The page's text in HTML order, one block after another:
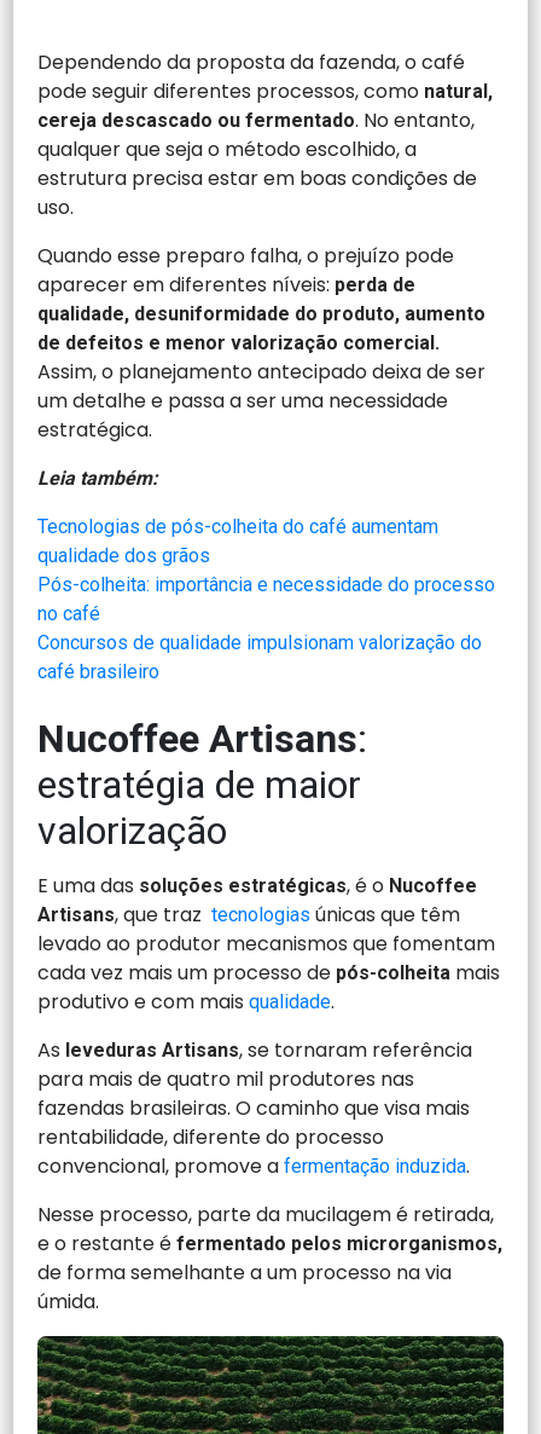
Dependendo da proposta da fazenda, o café
pode seguir diferentes processos, como natural,
cereja descascado ou fermentado. No entanto,
qualquer que seja o método escolhido, a
estrutura precisa estar em boas condições de
uso.
Quando esse preparo falha, o prejuízo pode
aparecer em diferentes níveis: perda de
qualidade, desuniformidade do produto, aumento
de defeitos e menor valorização comercial.
Assim, o planejamento antecipado deixa de ser
um detalhe e passa a ser uma necessidade
estratégica.
Leia também:
Tecnologias de pós-colheita do café aumentam
qualidade dos grãos
Pós-colheita: importância e necessidade do processo
no café
Concursos de qualidade impulsionam valorização do
café brasileiro
Nucoffee Artisans:
estratégia de maior
valorização
E uma das soluções estratégicas, é o Nucoffee
Artisans, que traz tecnologias únicas que têm
levado ao produtor mecanismos que fomentam
cada vez mais um processo de pós-colheita mais
produtivo e com maisqualidade.
As leveduras Artisans, se tornaram referência
para mais de quatro mil produtores nas
fazendas brasileiras. O caminho que visa mais
rentabilidade, diferente do processo
convencional, promove afermentação induzida.
Nesse processo, parte da mucilagem é retirada,
e o restante éfermentado pelos microrganismos,
de forma semelhante a um processo na via
úmida.